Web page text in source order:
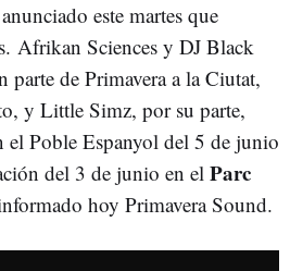
este martes que
Afrikan Sciences y DJ Black
de Primavera a la Ciutat,
y Little Simz, por su parte,
el Poble Espanyol del 5 de junio
del 3 de junio en elParc
hoy Primavera Sound.